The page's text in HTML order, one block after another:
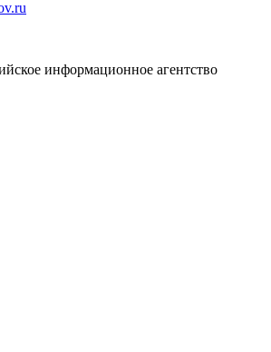
информационное агентство